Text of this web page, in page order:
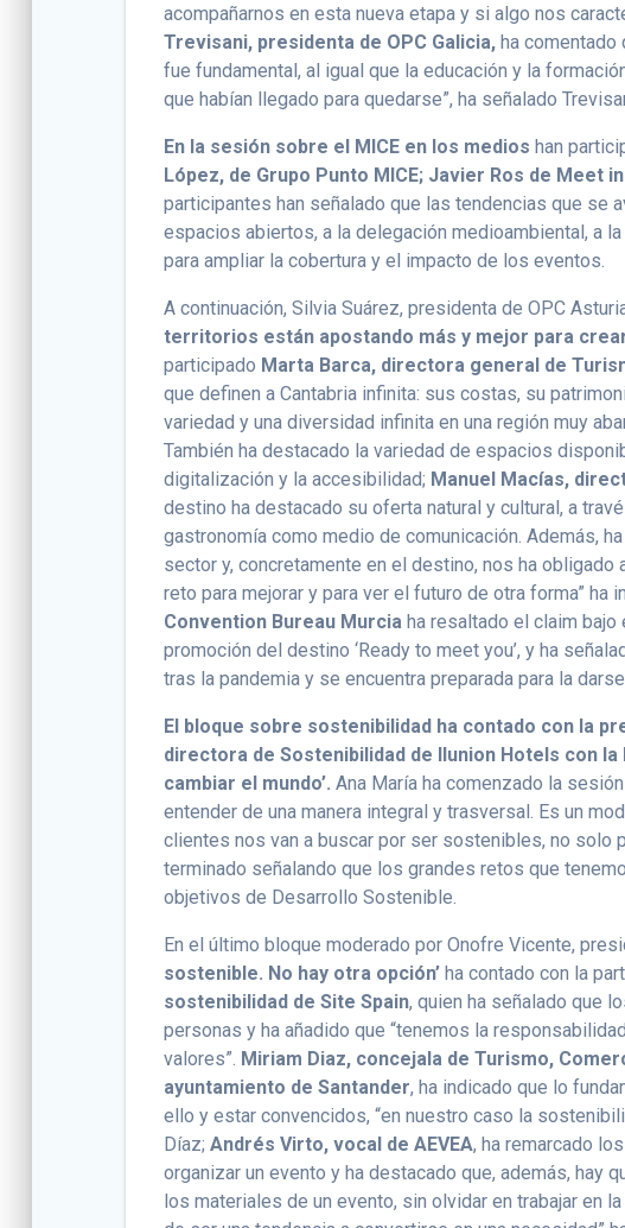
acompañarnos en esta nueva etapa y si algo nos
Trevisani, presidenta de OPC Galicia, ha comentado
fue fundamental, al igual que la educación y la
que habían llegado para quedarse”, ha señalado
En la sesión sobre el MICE en los medios han
López, de Grupo Punto MICE; Javier Ros de Meet
participantes han señalado que las tendencias que se
espacios abiertos, a la delegación medioambiental, a
para ampliar la cobertura y el impacto de los eventos.
A continuación, Silvia Suárez, presidenta de OPC
territorios están apostando más y mejor para
participado Marta Barca, directora general de
que definen a Cantabria infinita: sus costas, su
variedad y una diversidad infinita en una región muy
También ha destacado la variedad de espacios
digitalización y la accesibilidad; Manuel Macías,
destino ha destacado su oferta natural y cultural, a
gastronomía como medio de comunicación. Además,
sector y, concretamente en el destino, nos ha
reto para mejorar y para ver el futuro de otra forma” ha
Convention Bureau Murcia ha resaltado el claim
promoción del destino ‘Ready to meet you’, y ha
tras la pandemia y se encuentra preparada para la
El bloque sobre sostenibilidad ha contado con la
directora de Sostenibilidad de Ilunion Hotels con la
cambiar el mundo’. Ana María ha comenzado la
entender de una manera integral y trasversal. Es un
clientes nos van a buscar por ser sostenibles, no solo
terminado señalando que los grandes retos que
objetivos de Desarrollo Sostenible.
En el último bloque moderado por Onofre Vicente,
sostenible. No hay otra opción’ ha contado con la
sostenibilidad de Site Spain, quien ha señalado que
personas y ha añadido que “tenemos la
valores”. Miriam Diaz, concejala de Turismo,
ayuntamiento de Santander, ha indicado que lo
ello y estar convencidos, “en nuestro caso la
Díaz;Andrés Virto, vocal de AEVEA, ha remarcado
organizar un evento y ha destacado que, además, hay
los materiales de un evento, sin olvidar en trabajar en